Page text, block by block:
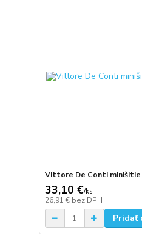
Vittore De Conti minišitie
33,10 €/ks
26,91 € bez DPH
Pridať